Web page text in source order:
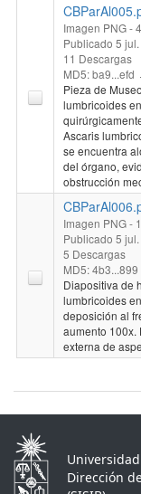
Imagen PNG-
Publicado 5
11 Descargas
MD5: ba9...efd
Pieza de
lumbricoides
Ascaris
se encuentra
del órgano,
obstrucción
Imagen PNG-
Publicado 5
5 Descargas
MD5: 4b3...899
Diapositiva de
lumbricoides
deposición al
aumento 100x.
externa de
Dirección